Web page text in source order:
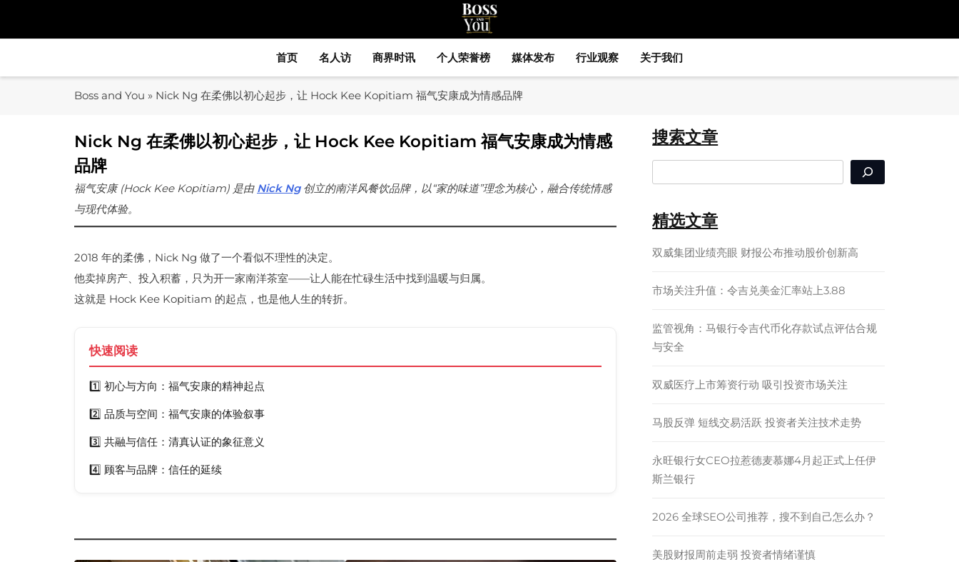
content
Boss and You
揭示企业家精神与商业机遇
首页 名人访 商界时讯 个人荣誉榜 媒体发布 行业观察 关于我们
Boss and You » Nick Ng 在柔佛以初心起步，让 Hock Kee Kopitiam 福气安康成为情感品牌
Nick Ng 在柔佛以初心起步，让 Hock Kee Kopitiam 福气安康成为情感
品牌
福气安康 (Hock Kee Kopitiam) 是由 Nick Ng创立的南洋风餐饮品牌，以“家的味道”理念为核心，融合传统情感
与现代体验。
2018 年的柔佛，Nick Ng 做了一个看似不理性的决定。
他卖掉房产、投入积蓄，只为开一家南洋茶室——让人能在忙碌生活中找到温暖与归属。
这就是 Hock Kee Kopitiam 的起点，也是他人生的转折。
快速阅读
1️⃣ 初心与方向：福气安康的精神起点
2️⃣ 品质与空间：福气安康的体验叙事
3️⃣ 共融与信任：清真认证的象征意义
4️⃣ 顾客与品牌：信任的延续
搜索文章
精选文章
双威集团业绩亮眼 财报公布推动股价创新高
市场关注升值：令吉兑美金汇率站上3.88
监管视角：马银行令吉代币化存款试点评估合规
与安全
双威医疗上市筹资行动 吸引投资市场关注
马股反弹 短线交易活跃 投资者关注技术走势
永旺银行女CEO拉惹德麦慕娜4月起正式上任伊
斯兰银行
2026 全球SEO公司推荐，搜不到自己怎么办？
美股财报周前走弱 投资者情绪谨慎